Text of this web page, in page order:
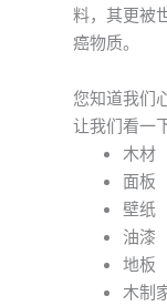
料，其更被
癌物质。
您知道我们
让我们看一
木材
面板
壁纸
油漆
地板
木制